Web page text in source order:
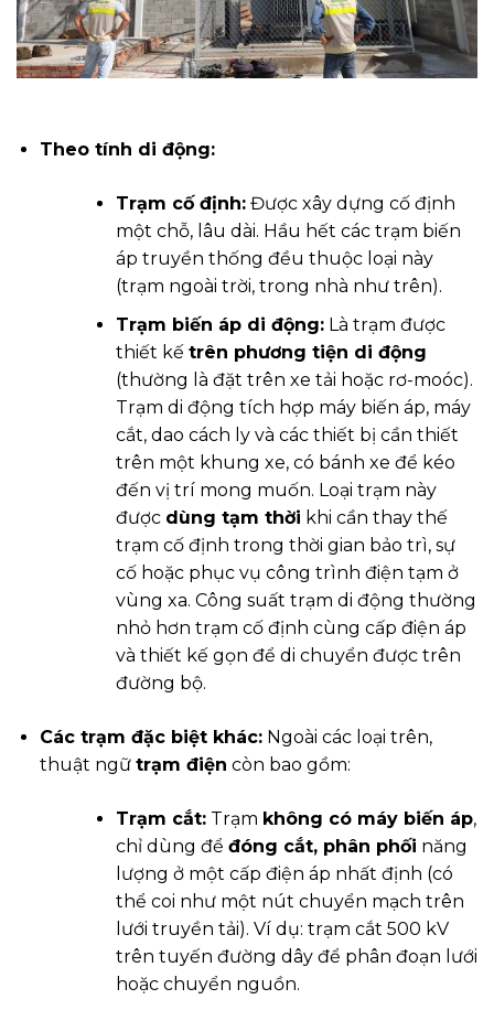
Theo tính di động:
Trạm cố định:Được xây dựng cố định
một chỗ, lâu dài. Hầu hết các trạm biến
áp truyền thống đều thuộc loại này
(trạm ngoài trời, trong nhà như trên).
Trạm biến áp di động:Là trạm được
thiết kế trên phương tiện di động
(thường là đặt trên xe tải hoặc rơ-moóc).
Trạm di động tích hợp máy biến áp, máy
cắt, dao cách ly và các thiết bị cần thiết
trên một khung xe, có bánh xe để kéo
đến vị trí mong muốn. Loại trạm này
được dùng tạm thời khi cần thay thế
trạm cố định trong thời gian bảo trì, sự
cố hoặc phục vụ công trình điện tạm ở
vùng xa. Công suất trạm di động thường
nhỏ hơn trạm cố định cùng cấp điện áp
và thiết kế gọn để di chuyển được trên
đường bộ.
Các trạm đặc biệt khác:Ngoài các loại trên,
thuật ngữ trạm điện còn bao gồm:
Trạm cắt:Trạm không có máy biến áp,
chỉ dùng để đóng cắt, phân phối năng
lượng ở một cấp điện áp nhất định (có
thể coi như một nút chuyển mạch trên
lưới truyền tải). Ví dụ: trạm cắt 500 kV
trên tuyến đường dây để phân đoạn lưới
hoặc chuyển nguồn.